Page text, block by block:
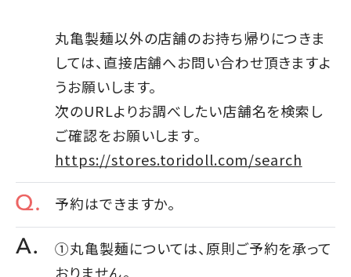
丸亀製麺以外の店舗のお持ち帰りにつきま
しては、直接店舗へお問い合わせ頂きますよ
うお願いします。
次のURLよりお調べしたい店舗名を検索し
ご確認をお願いします。
https://stores.toridoll.com/search
予約はできますか。
①丸亀製麺については、原則ご予約を承って
おりません。